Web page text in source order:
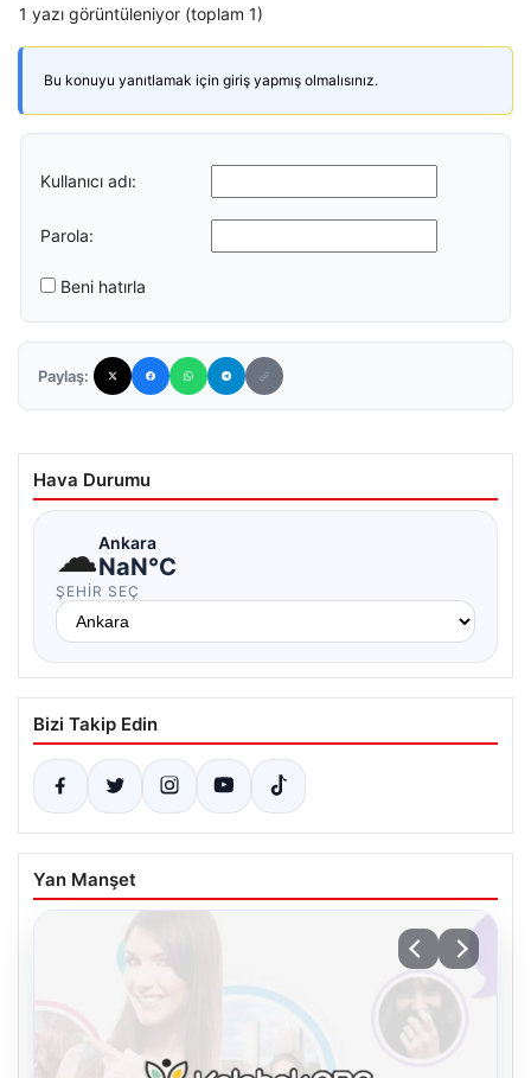
1 yazı görüntüleniyor (toplam 1)
Bu konuyu yanıtlamak için giriş yapmış olmalısınız.
Kullanıcı adı:
Parola:
Beni hatırla
Paylaş:
Hava Durumu
☁Ankara
NaN°C
ŞEHIR SEÇ
Bizi Takip Edin
Yan Manşet